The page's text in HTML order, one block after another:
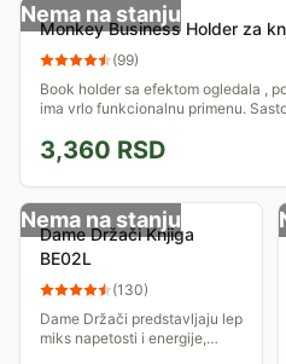
Nema na stanju
Monkey Business Holder za
(99)
Book holder sa efektom ogledala ,
ima vrlo funkcionalnu primenu.
3,360 RSD
Nema na stanju
Dame Držači Knjiga
BE02L
(130)
Dame Držači predstavljaju lep
miks napetosti i energije,